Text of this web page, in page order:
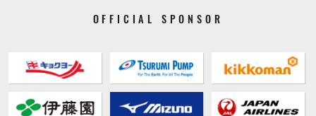
OFFICIAL SPONSOR